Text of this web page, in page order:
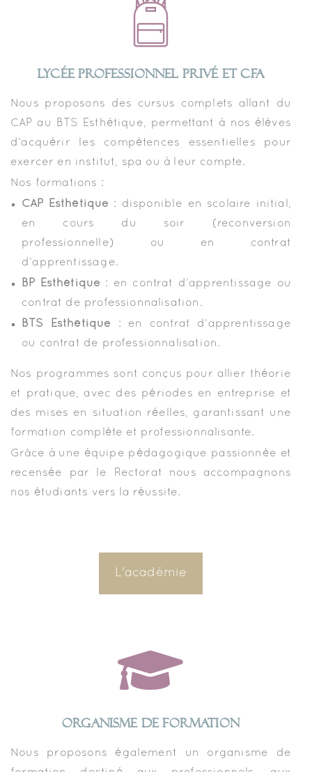
LYCÉE PROFESSIONNEL PRIVÉ ET CFA
Nous proposons des cursus complets allant du
CAP au BTS Esthétique, permettant à nos élèves
d’acquérir les compétences essentielles pour
exercer en institut, spa ou à leur compte.
Nos formations :
CAP Esthétique
: disponible en scolaire initial,
en cours du soir (reconversion
professionnelle) ou en contrat
d’apprentissage.
BP Esthétique : en contrat d’apprentissage ou
contrat de professionnalisation.
BTS Esthétique : en contrat d’apprentissage
ou contrat de professionnalisation .
Nos programmes sont conçus pour allier théorie
et pratique, avec des périodes en entreprise et
des mises en situation réelles, garantissant une
formation complète et professionnalisante.
Grâce à une équipe pédagogique passionnée et
recensée par le Rectorat nous accompagnons
nos étudiants vers la réussite.
L'académie
ORGANISME DE FORMATION
Nous proposons également un organisme de